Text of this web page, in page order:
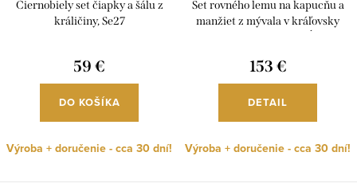
Čiernobiely set čiapky a šálu z
králičiny, Se27
59 €
DO KOŠÍKA
Výroba + doručenie - cca 30 dní!
Set rovného lemu na kapucňu a
manžiet z mývala v kráľovsky
153 €
DETAIL
Výroba + doručenie - cca 30 dní!